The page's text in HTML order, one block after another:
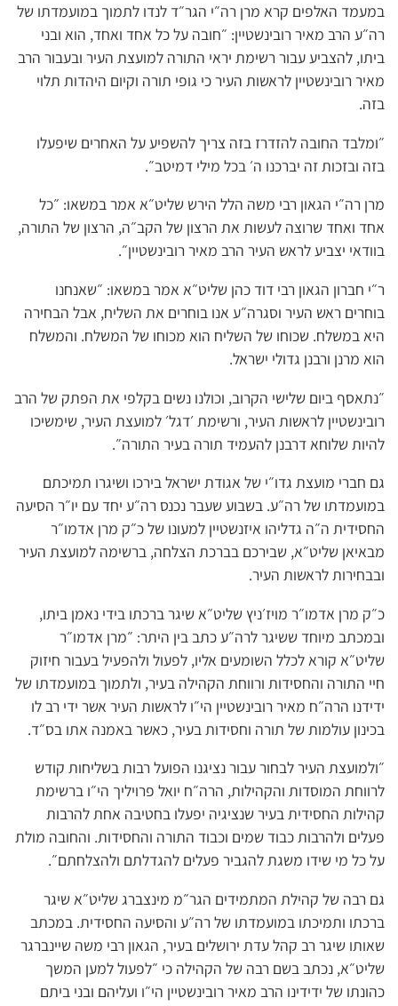
במעמד האלפים קרא מרן רה״י הגר״ד לנדו לתמוך במועמדתו של
רה״ע הרב מאיר רובינשטיין: ״חובה על כל אחד ואחד, הוא ובני
ביתו, להצביע עבור רשימת יראי התורה למועצת העיר ובעבור הרב
מאיר רובינשטיין לראשות העיר כי גופי תורה וקיום היהדות תלוי
בזה.
״ומלבד החובה להזדרז בזה צריך להשפיע על האחרים שיפעלו
בזה ובזכות זה יברכנו ה׳ בכל מילי דמיטב״.
מרן רה״י הגאון רבי משה הלל הירש שליט״א אמר במשאו: ״כל
אחד ואחד שרוצה לעשות את הרצון של הקב״ה, הרצון של התורה,
בוודאי יצביע לראש העיר הרב מאיר רובינשטיין״.
ר״י חברון הגאון רבי דוד כהן שליט״א אמר במשאו: ״שאנחנו
בוחרים ראש העיר וסגרה״ע אנו בוחרים את השליח, אבל הבחירה
היא במשלח. שכוחו של השליח הוא מכוחו של המשלח. והמשלח
הוא מרנן ורבנן גדולי ישראל.
״נתאסף ביום שלישי הקרוב, וכולנו נשים בקלפי את הפתק של הרב
רובינשטיין לראשות העיר, ורשימת ׳דגל׳ למועצת העיר, שימשיכו
להיות שלוחא דרבנן להעמיד תורה בעיר התורה״.
גם חברי מועצת גדו״י של אגודת ישראל בירכו ושיגרו תמיכתם
במועמדתו של רה״ע. בשבוע שעבר נכנס רה״ע יחד עם יו״ר הסיעה
החסידית ה״ה גדליהו איזנשטיין למעונו של כ״ק מרן אדמו״ר
מבאיאן שליט״א, שבירכם בברכת הצלחה, ברשימה למועצת העיר
ובבחירות לראשות העיר.
כ״ק מרן אדמו״ר מויז׳ניץ שליט״א שיגר ברכתו בידי נאמן ביתו,
ובמכתב מיוחד ששיגר לרה״ע כתב בין היתר: ״מרן אדמו״ר
שליט״א קורא לכלל השומעים אליו, לפעול ולהפעיל בעבור חיזוק
חיי התורה והחסידות ורווחת הקהילה בעיר, ולתמוך במועמדתו של
ידידנו הרה״ח מאיר רובינשטיין הי״ו לראשות העיר אשר ידי רב לו
בכינון עולמות של תורה וחסידות בעיר, כאשר באמנה אתו בס״ד.
״ולמועצת העיר לבחור עבור נציגנו הפועל רבות בשליחות קודש
לרווחת המוסדות והקהילות, הרה״ח יואל פרויליך הי״ו ברשימת
קהילות החסידית בעיר שנציגיה יפעלו בחטיבה אחת להרבות
פעלים ולהרבות כבוד שמים וכבוד התורה והחסידות. והחובה מולת
על כל מי שידו משגת להגביר פעלים להגדלתם ולהצלחתם״.
גם רבה של קהילת המתמידים הגר״מ מינצברג שליט״א שיגר
ברכתו ותמיכתו במועמדתו של רה״ע והסיעה החסידית. במכתב
שאותו שיגר רב קהל עדת ירושלים בעיר, הגאון רבי משה שיינברגר
שליט״א, נכתב בשם רבה של הקהילה כי ״לפעול למען המשך
כהונתו של ידידינו הרב מאיר רובינשטיין הי״ו ועליהם ובני ביתם